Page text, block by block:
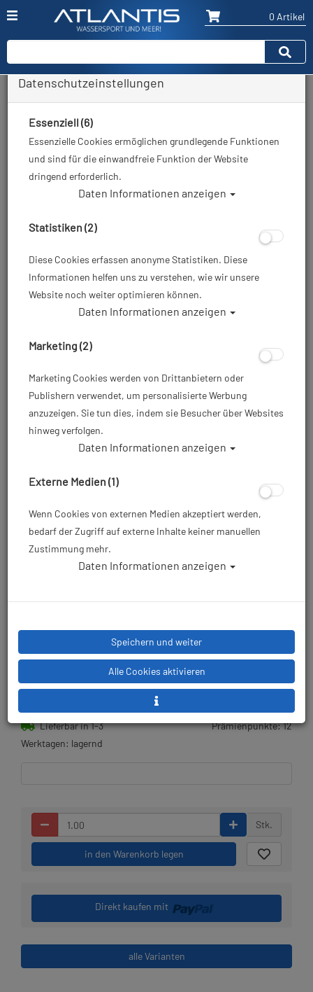
0 Artikel
Zurück
Artikelnr.: mar-41576575
11,90 €*
2,05 € (14.68 %) gespart!
UVP:13,95 €
gültig bis 09.08.2026
Lieferbar in 1-3
Werktagen: lagernd
Prämienpunkte: 12
Stk.
in den Warenkorb legen
Direkt kaufen mit
alle Varianten
Datenschutzeinstellungen
Essenziell (6)
Essenzielle Cookies ermöglichen grundlegende Funktionen
und sind für die einwandfreie Funktion der Website
dringend erforderlich.
Daten Informationen anzeigen
Statistiken (2)
Diese Cookies erfassen anonyme Statistiken. Diese
Informationen helfen uns zu verstehen, wie wir unsere
Website noch weiter optimieren können.
Daten Informationen anzeigen
Marketing (2)
Marketing Cookies werden von Drittanbietern oder
Publishern verwendet, um personalisierte Werbung
anzuzeigen. Sie tun dies, indem sie Besucher über Websites
hinweg verfolgen.
Daten Informationen anzeigen
Externe Medien (1)
Wenn Cookies von externen Medien akzeptiert werden,
bedarf der Zugriff auf externe Inhalte keiner manuellen
Zustimmung mehr.
Daten Informationen anzeigen
Speichern und weiter
Alle Cookies aktivieren